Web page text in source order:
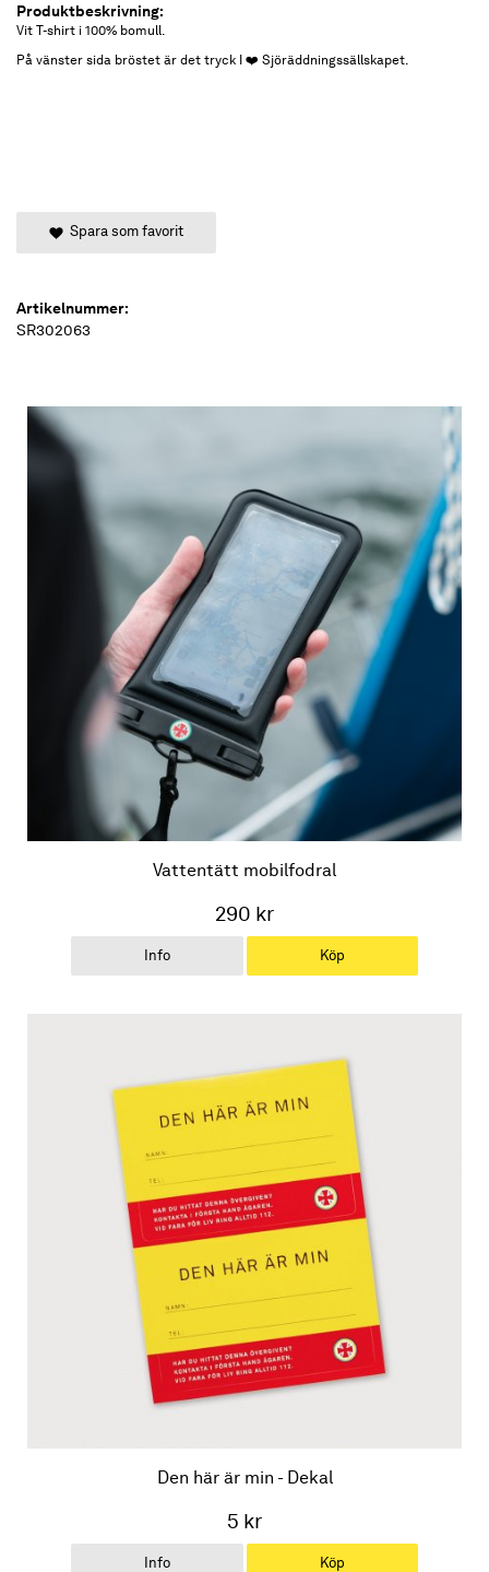
Produktbeskrivning:
Vit T-shirt i 100% bomull.
På vänster sida bröstet är det tryck I ❤️ Sjöräddningssällskapet.
Spara som favorit
Artikelnummer:
SR302063
Vattentätt mobilfodral
290 kr
Info Köp
Den här är min - Dekal
5 kr
Info Köp